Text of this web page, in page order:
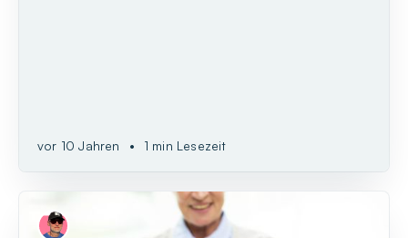
vor 10 Jahren • 1 min Lesezeit